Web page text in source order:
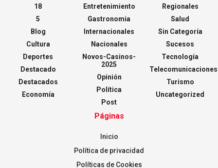
18
5
Blog
Cultura
Deportes
Destacado
Destacados
Economía
Entretenimiento
Gastronomia
Internacionales
Nacionales
Novos-Casinos-
2025
Opinión
Política
Post
Regionales
Salud
Sin Categoría
Sucesos
Tecnología
Telecomunicaciones
Turismo
Uncategorized
Páginas
Inicio
Política de privacidad
Políticas de Cookies